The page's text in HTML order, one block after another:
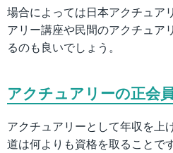
場合によっては日本アクチュア
アリー講座や民間のアクチュア
るのも良いでしょう。
アクチュアリーの正会
アクチュアリーとして年収を上
道は何よりも資格を取ることです